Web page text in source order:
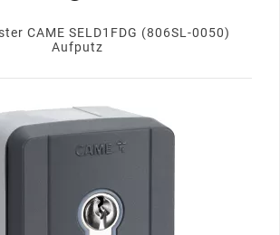
CAME SELD1FDG (806SL-0050)
Aufputz